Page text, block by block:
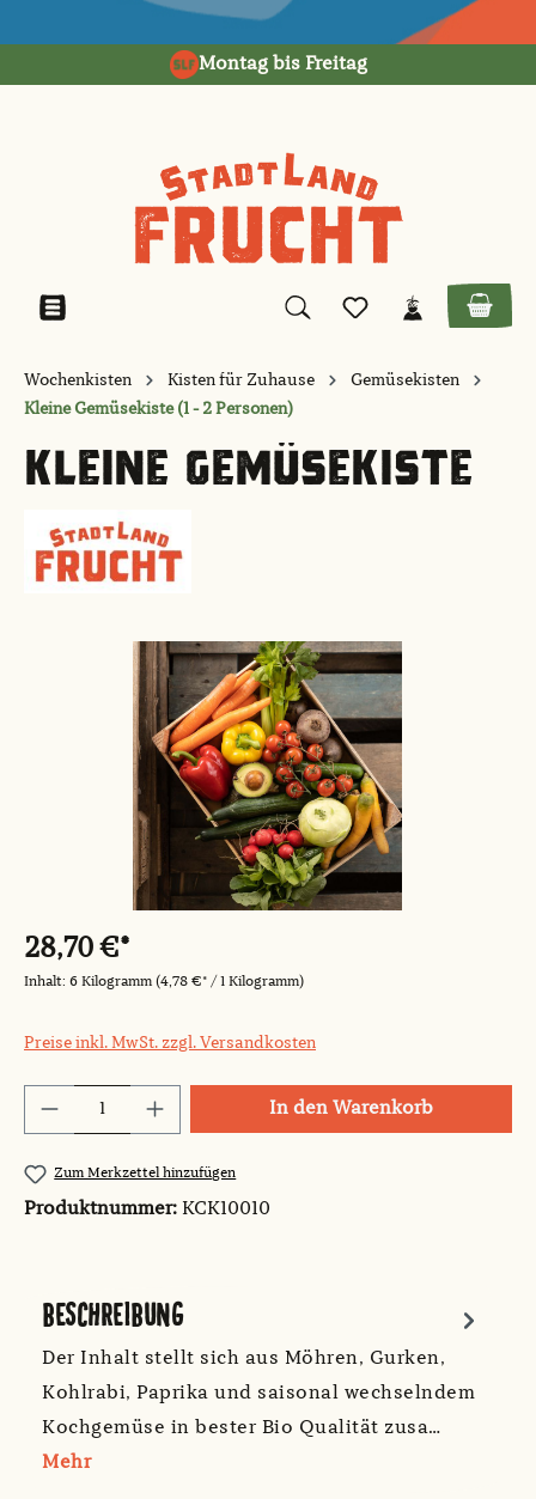
Montag bis Freitag
Wochenkisten Kisten für Zuhause
Gemüsekisten
Kleine Gemüsekiste (1 - 2 Personen)
KLEINE GEMÜSEKISTE
Bildergalerie überspringen
28,70 €*
Inhalt: 6 Kilogramm (4,78 €* / 1 Kilogramm)
Preise inkl. MwSt. zzgl. Versandkosten
Produkt Anzahl: Gib den gewünschten
In den Warenkorb
Zum Merkzettel hinzufügen
Produktnummer: KCK10010
BESCHREIBUNG
Der Inhalt stellt sich aus Möhren, Gurken,
Kohlrabi, Paprika und saisonal wechselndem
Kochgemüse in bester Bio Qualität zusa…
Mehr